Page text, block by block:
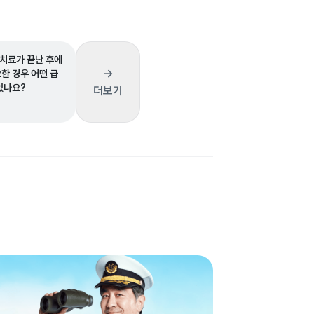
료가 끝난 후에
경우 어떤 급
나요?
→
더보기